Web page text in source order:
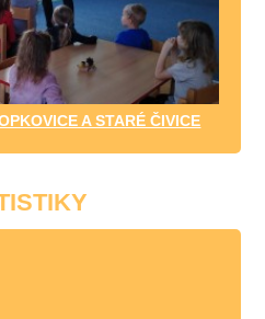
A STARÉ ČIVICE